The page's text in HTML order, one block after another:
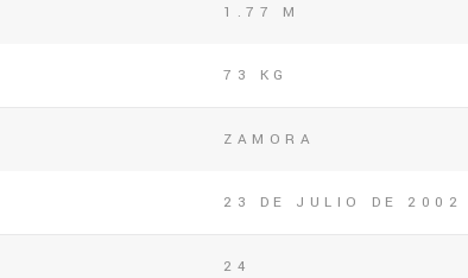
1.77 M
73 KG
ZAMORA
23 DE JULIO DE 2002
24